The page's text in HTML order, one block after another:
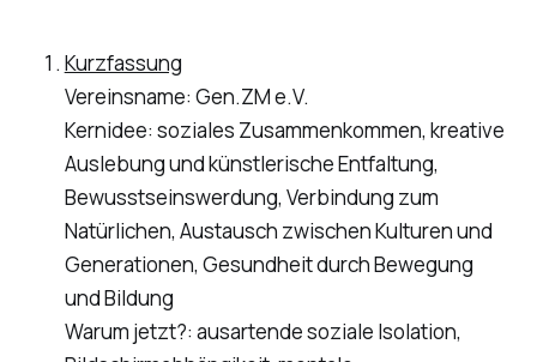
Kurzfassung
Vereinsname: Gen.ZM e.V.
Kernidee: soziales Zusammenkommen, kreative
Auslebung und künstlerische Entfaltung,
Bewusstseinswerdung, Verbindung zum
Natürlichen, Austausch zwischen Kulturen und
Generationen, Gesundheit durch Bewegung
und Bildung
Warum jetzt?: ausartende soziale Isolation,